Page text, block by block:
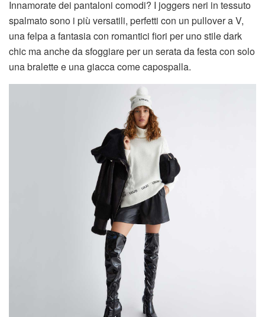
Innamorate dei pantaloni comodi? I joggers neri in tessuto
spalmato sono i più versatili, perfetti con un pullover a V,
una felpa a fantasia con romantici fiori per uno stile dark
chic ma anche da sfoggiare per un serata da festa con solo
una bralette e una giacca come capospalla.